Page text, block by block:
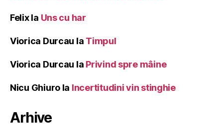
Felixla Uns cu har
Viorica Durcau la Timpul
Viorica Durcau la Privind spre mâine
Nicu Ghiuro la Incertitudini vin stinghie
Arhive